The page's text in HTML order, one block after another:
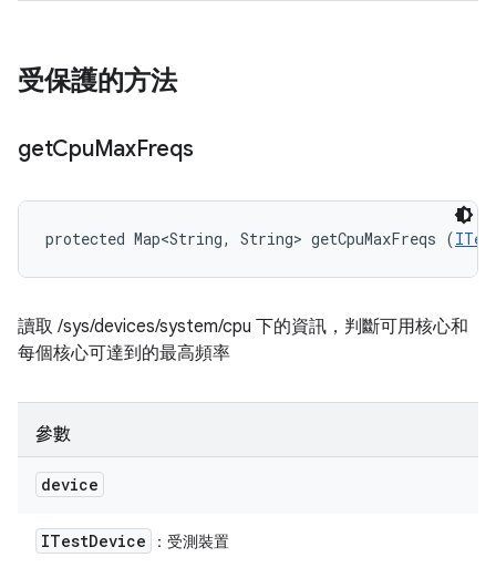
受保護的方法
getCpuMaxFreqs
protected Map<String, String> getCpuMaxFreqs (
讀取 /sys/devices/system/cpu 下的資訊，判斷可用核心和
每個核心可達到的最高頻率
參數
device
ITestDevice ：受測裝置